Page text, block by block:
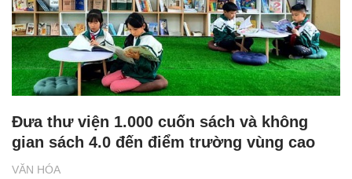
VĂN HÓA
Đưa thư viện 1.000 cuốn sách và không
gian sách 4.0 đến điểm trường vùng cao